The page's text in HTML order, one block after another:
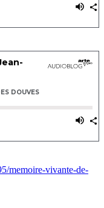
memoire-vivante-de-